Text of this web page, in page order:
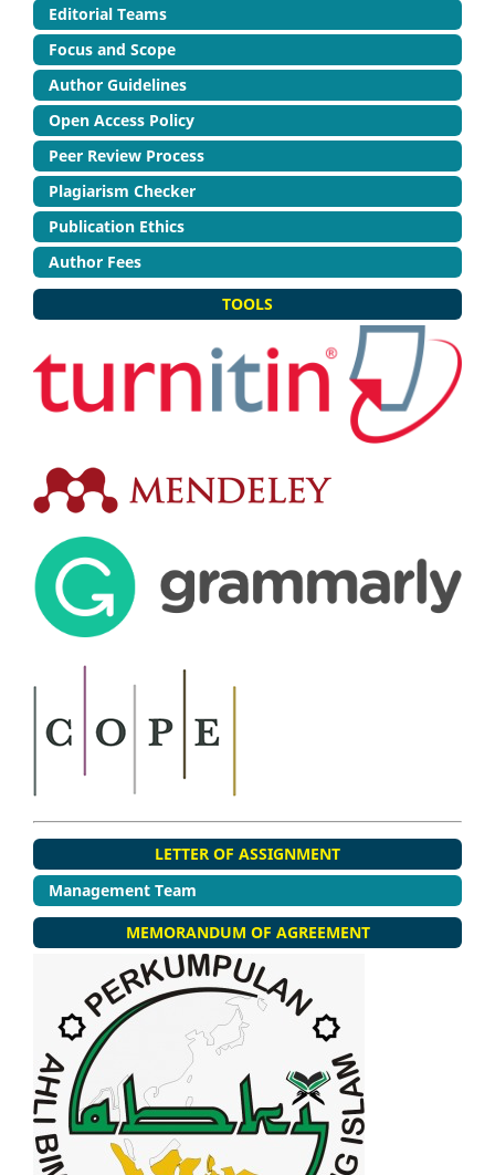
Editorial Teams
Focus and Scope
Author Guidelines
Open Access Policy
Peer Review Process
Plagiarism Checker
Publication Ethics
Author Fees
TOOLS
LETTER OF ASSIGNMENT
Management Team
MEMORANDUM OF AGREEMENT